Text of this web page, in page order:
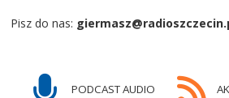
Pisz do nas:
PODCAST AUDIO